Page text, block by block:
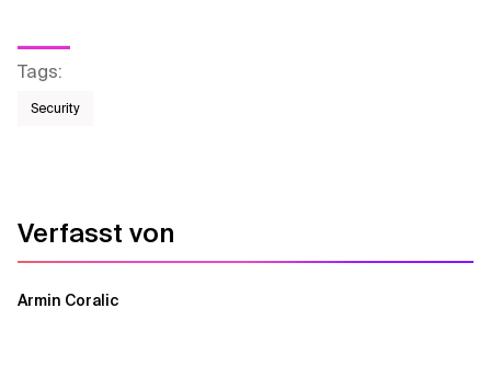
Tags:
Security
Verfasst von
Armin Coralic